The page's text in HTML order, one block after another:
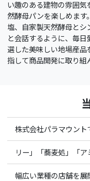
い趣のある建物の雰囲
然酵母パンを楽しめます
塩、自家製天然酵母とシ
と会話するように、毎
選した美味しい地場産
指して商品開発に取り組
株式会社パラマウン
リー」「蕎麦処」「ア
幅広い業種の店舗を